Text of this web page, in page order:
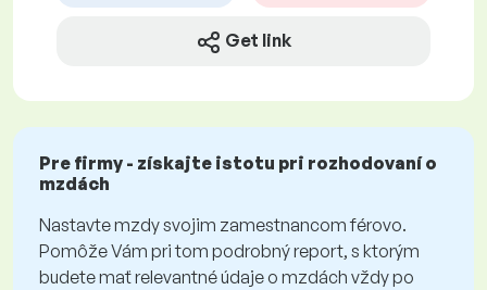
Get link
Pre firmy - získajte istotu pri rozhodovaní o
mzdách
Nastavte mzdy svojim zamestnancom férovo.
Pomôže Vám pri tom podrobný report, s ktorým
budete mať relevantné údaje o mzdách vždy po